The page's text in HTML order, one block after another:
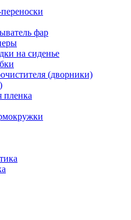
фар
на сиденье
(дворники)
пленка